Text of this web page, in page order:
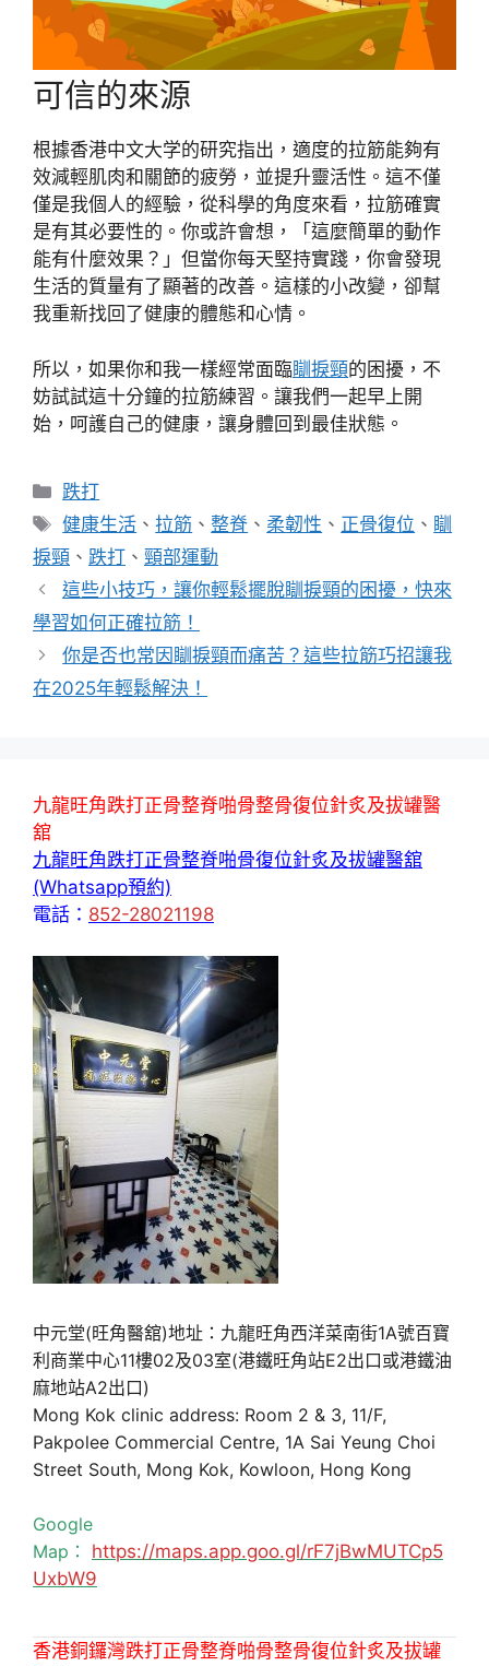
可信的來源
根據香港中文大学的研究指出，適度的拉筋能夠有
效減輕肌肉和關節的疲勞，並提升靈活性。這不僅
僅是我個人的經驗，從科學的角度來看，拉筋確實
是有其必要性的。你或許會想，「這麼簡單的動作
能有什麼效果？」但當你每天堅持實踐，你會發現
生活的質量有了顯著的改善。這樣的小改變，卻幫
我重新找回了健康的體態和心情。
所以，如果你和我一樣經常面臨瞓捩頸的困擾，不
妨試試這十分鐘的拉筋練習。讓我們一起早上開
始，呵護自己的健康，讓身體回到最佳狀態。
分
類
跌打
標
籤
健康生活 、 拉筋 、整脊 、 柔韌性 、 正骨復位 、 瞓
捩頸 、 跌打 、 頸部運動
這些小技巧，讓你輕鬆擺脫瞓捩頸的困擾，快來
學習如何正確拉筋！
你是否也常因瞓捩頸而痛苦？這些拉筋巧招讓我
在2025年輕鬆解決！
九龍旺角跌打正骨整脊啪骨整骨復位針炙及拔罐醫
舘
九龍旺角跌打正骨整脊啪骨復位針炙及拔罐醫舘
(Whatsapp預約)
電話： 852-28021198
中元堂(旺角醫舘)地址：九龍旺角西洋菜南街1A號百寶
利商業中心11樓02及03室(港鐵旺角站E2出口或港鐵油
麻地站A2出口)
Mong Kok clinic address: Room 2 & 3, 11/F,
Pakpolee Commercial Centre, 1A Sai Yeung Choi
Street South, Mong Kok, Kowloon, Hong Kong
Google
Map： https://maps.app.goo.gl/rF7jBwMUTCp5
UxbW9
香港銅鑼灣跌打正骨整脊啪骨整骨復位針炙及拔罐